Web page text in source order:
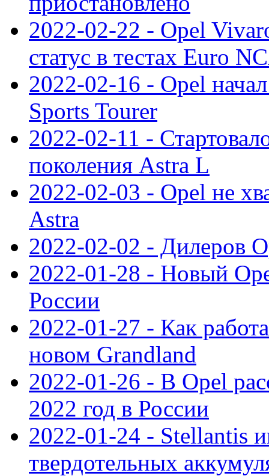
2022-02-22 - Opel
статус в тестах Euro
2022-02-16 - Opel
Sports Tourer
2022-02-11 -
поколения Astra L
2022-02-03 - Opel не
Astra
2022-02-02 - Дилеров
2022-01-28 - Новый
России
2022-01-27 - Как
новом Grandland
2022-01-26 - В Opel
2022 год в России
2022-01-24 - Stellantis
твердотельных